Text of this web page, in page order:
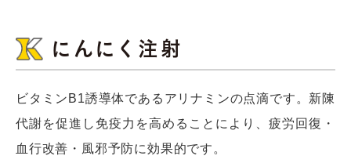
にんにく注射
ビタミンB1誘導体であるアリナミンの点滴です。新陳
代謝を促進し免疫力を高めることにより、疲労回復・
血行改善・風邪予防に効果的です。